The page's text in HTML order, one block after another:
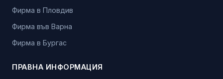
Фирма в Пловдив
Фирма във Варна
Фирма в Бургас
ПРАВНА ИНФОРМАЦИЯ